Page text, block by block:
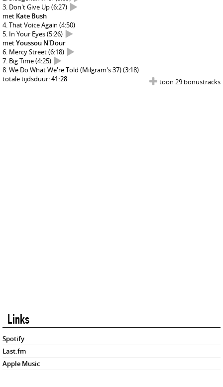
Don't Give Up(6:27)
met Kate Bush
That Voice Again (4:50)
In Your Eyes(5:26)
metYoussou N'Dour
Mercy Street(6:18)
Big Time(4:25)
We Do What We're Told (Milgram's 37)(3:18)
toon 29 bonustracks
totale tijdsduur:41:28
Links
Spotify
Last.fm
Apple Music